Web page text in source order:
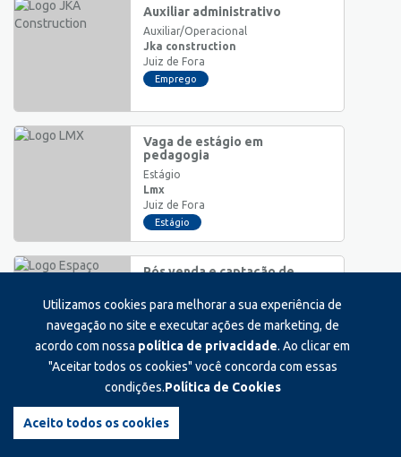
Auxiliar administrativo
Auxiliar/Operacional
Jka construction
Juiz de Fora
Emprego
Vaga de estágio em
pedagogia
Estágio
Lmx
Juiz de Fora
Estágio
Pós venda e captação de
Pleno
Espaço cavasi odontologia
Emprego
comercial
Utilizamos cookies para melhorar a sua experiência de
navegação no site e executar ações de marketing, de
acordo com nossa política de privacidade. Ao clicar em
"Aceitar todos os cookies" você concorda com essas
condições.Política de Cookies
Aceito todos os cookies